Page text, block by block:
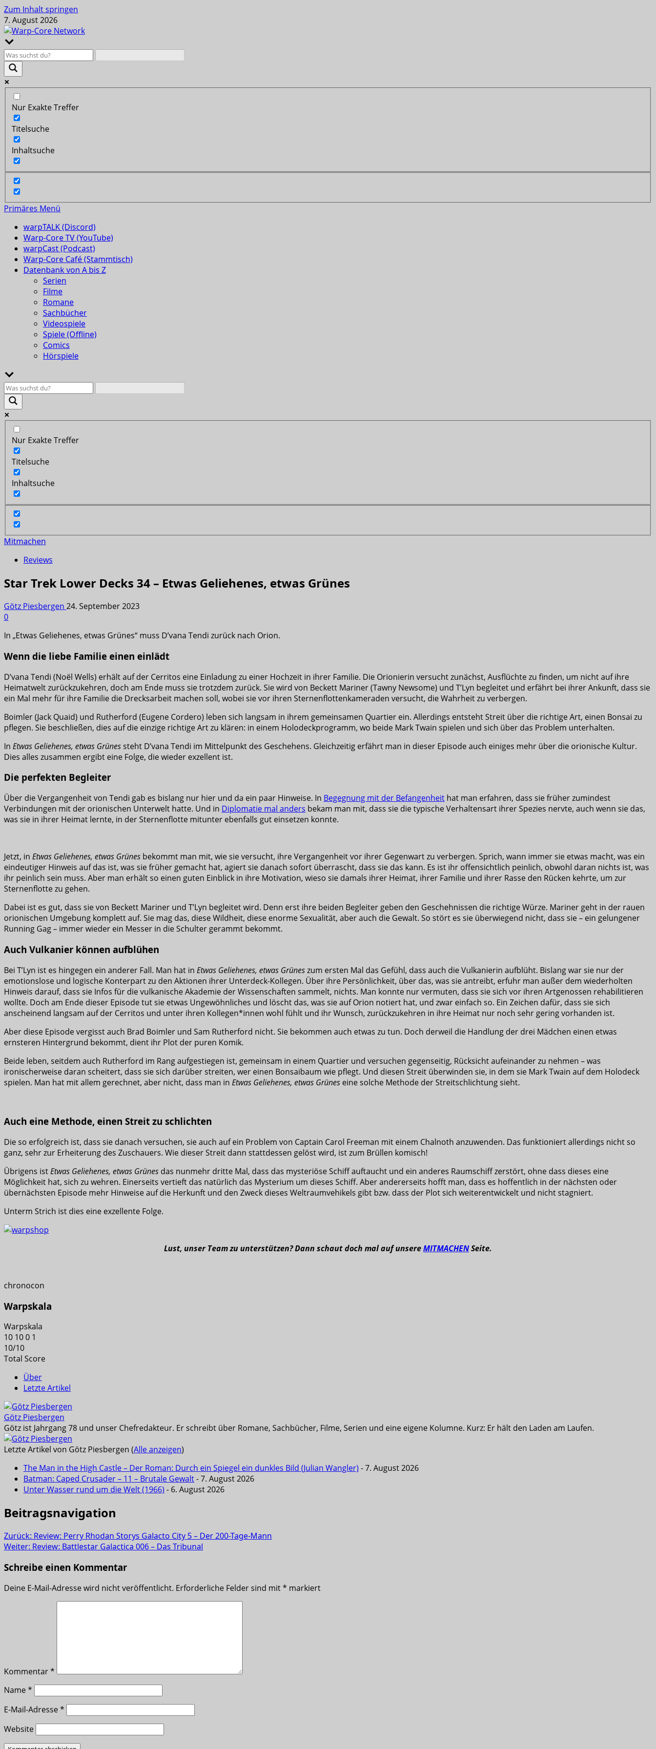
Zum Inhalt springen
7. August 2026
Nur Exakte Treffer
Titelsuche
Inhaltsuche
Primäres Menü
warpTALK (Discord)
Warp-Core TV (YouTube)
warpCast (Podcast)
Warp-Core Café (Stammtisch)
Datenbank von A bis Z
Serien
Filme
Romane
Sachbücher
Videospiele
Spiele (Offline)
Comics
Hörspiele
Nur Exakte Treffer
Titelsuche
Inhaltsuche
Mitmachen
Reviews
Star Trek Lower Decks 34 – Etwas Geliehenes, etwas Grünes
Götz Piesbergen 24. September 2023
0
In „Etwas Geliehenes, etwas Grünes“ muss D’vana Tendi zurück nach Orion.
Wenn die liebe Familie einen einlädt
D’vana Tendi (Noël Wells) erhält auf der Cerritos eine Einladung zu einer Hochzeit in ihrer Familie. Die Orionierin versucht zunächst, Ausflüchte zu finden, um nicht auf ihre
Heimatwelt zurückzukehren, doch am Ende muss sie trotzdem zurück. Sie wird von Beckett Mariner (Tawny Newsome) und T’Lyn begleitet und erfährt bei ihrer Ankunft, dass sie
ein Mal mehr für ihre Familie die Drecksarbeit machen soll, wobei sie vor ihren Sternenflottenkameraden versucht, die Wahrheit zu verbergen.
Boimler (Jack Quaid) und Rutherford (Eugene Cordero) leben sich langsam in ihrem gemeinsamen Quartier ein. Allerdings entsteht Streit über die richtige Art, einen Bonsai zu
pflegen. Sie beschließen, dies auf die einzige richtige Art zu klären: in einem Holodeckprogramm, wo beide Mark Twain spielen und sich über das Problem unterhalten.
In Etwas Geliehenes, etwas Grünessteht D’vana Tendi im Mittelpunkt des Geschehens. Gleichzeitig erfährt man in dieser Episode auch einiges mehr über die orionische Kultur.
Dies alles zusammen ergibt eine Folge, die wieder exzellent ist.
Die perfekten Begleiter
Über die Vergangenheit von Tendi gab es bislang nur hier und da ein paar Hinweise. In Begegnung mit der Befangenheit hat man erfahren, dass sie früher zumindest
Verbindungen mit der orionischen Unterwelt hatte. Und in Diplomatie mal anders bekam man mit, dass sie die typische Verhaltensart ihrer Spezies nervte, auch wenn sie das,
was sie in ihrer Heimat lernte, in der Sternenflotte mitunter ebenfalls gut einsetzen konnte.
Jetzt, in Etwas Geliehenes, etwas Grünes bekommt man mit, wie sie versucht, ihre Vergangenheit vor ihrer Gegenwart zu verbergen. Sprich, wann immer sie etwas macht, was ein
eindeutiger Hinweis auf das ist, was sie früher gemacht hat, agiert sie danach sofort überrascht, dass sie das kann. Es ist ihr offensichtlich peinlich, obwohl daran nichts ist, was
ihr peinlich sein muss. Aber man erhält so einen guten Einblick in ihre Motivation, wieso sie damals ihrer Heimat, ihrer Familie und ihrer Rasse den Rücken kehrte, um zur
Sternenflotte zu gehen.
Dabei ist es gut, dass sie von Beckett Mariner und T’Lyn begleitet wird. Denn erst ihre beiden Begleiter geben den Geschehnissen die richtige Würze. Mariner geht in der rauen
orionischen Umgebung komplett auf. Sie mag das, diese Wildheit, diese enorme Sexualität, aber auch die Gewalt. So stört es sie überwiegend nicht, dass sie – ein gelungener
Running Gag – immer wieder ein Messer in die Schulter gerammt bekommt.
Auch Vulkanier können aufblühen
Bei T’Lyn ist es hingegen ein anderer Fall. Man hat in Etwas Geliehenes, etwas Grüneszum ersten Mal das Gefühl, dass auch die Vulkanierin aufblüht. Bislang war sie nur der
emotionslose und logische Konterpart zu den Aktionen ihrer Unterdeck-Kollegen. Über ihre Persönlichkeit, über das, was sie antreibt, erfuhr man außer dem wiederholten
Hinweis darauf, dass sie Infos für die vulkanische Akademie der Wissenschaften sammelt, nichts. Man konnte nur vermuten, dass sie sich vor ihren Artgenossen rehabilitieren
wollte. Doch am Ende dieser Episode tut sie etwas Ungewöhnliches und löscht das, was sie auf Orion notiert hat, und zwar einfach so. Ein Zeichen dafür, dass sie sich
anscheinend langsam auf der Cerritos und unter ihren Kollegen*innen wohl fühlt und ihr Wunsch, zurückzukehren in ihre Heimat nur noch sehr gering vorhanden ist.
Aber diese Episode vergisst auch Brad Boimler und Sam Rutherford nicht. Sie bekommen auch etwas zu tun. Doch derweil die Handlung der drei Mädchen einen etwas
ernsteren Hintergrund bekommt, dient ihr Plot der puren Komik.
Beide leben, seitdem auch Rutherford im Rang aufgestiegen ist, gemeinsam in einem Quartier und versuchen gegenseitig, Rücksicht aufeinander zu nehmen – was
ironischerweise daran scheitert, dass sie sich darüber streiten, wer einen Bonsaibaum wie pflegt. Und diesen Streit überwinden sie, in dem sie Mark Twain auf dem Holodeck
spielen. Man hat mit allem gerechnet, aber nicht, dass man in Etwas Geliehenes, etwas Grünes eine solche Methode der Streitschlichtung sieht.
Auch eine Methode, einen Streit zu schlichten
Die so erfolgreich ist, dass sie danach versuchen, sie auch auf ein Problem von Captain Carol Freeman mit einem Chalnoth anzuwenden. Das funktioniert allerdings nicht so
ganz, sehr zur Erheiterung des Zuschauers. Wie dieser Streit dann stattdessen gelöst wird, ist zum Brüllen komisch!
Übrigens istEtwas Geliehenes, etwas Grünes das nunmehr dritte Mal, dass das mysteriöse Schiff auftaucht und ein anderes Raumschiff zerstört, ohne dass dieses eine
Möglichkeit hat, sich zu wehren. Einerseits vertieft das natürlich das Mysterium um dieses Schiff. Aber andererseits hofft man, dass es hoffentlich in der nächsten oder
übernächsten Episode mehr Hinweise auf die Herkunft und den Zweck dieses Weltraumvehikels gibt bzw. dass der Plot sich weiterentwickelt und nicht stagniert.
Unterm Strich ist dies eine exzellente Folge.
Lust, unser Team zu unterstützen? Dann schaut doch mal auf unsereMITMACHENSeite.
chronocon
Warpskala
Warpskala
10 100 1
10/10
Total Score
Über
Letzte Artikel
Götz Piesbergen
Götz ist Jahrgang 78 und unser Chefredakteur. Er schreibt über Romane, Sachbücher, Filme, Serien und eine eigene Kolumne. Kurz: Er hält den Laden am Laufen.
Letzte Artikel von Götz Piesbergen (Alle anzeigen)
The Man in the High Castle – Der Roman: Durch ein Spiegel ein dunkles Bild (Julian Wangler) - 7. August 2026
Batman: Caped Crusader – 11 – Brutale Gewalt- 7. August 2026
Unter Wasser rund um die Welt (1966) - 6. August 2026
Beitragsnavigation
Zurück: Review: Perry Rhodan Storys Galacto City 5 – Der 200-Tage-Mann
Weiter: Review: Battlestar Galactica 006 – Das Tribunal
Schreibe einen Kommentar
Deine E-Mail-Adresse wird nicht veröffentlicht. Erforderliche Felder sind mit* markiert
Kommentar*
Name*
E-Mail-Adresse*
Website